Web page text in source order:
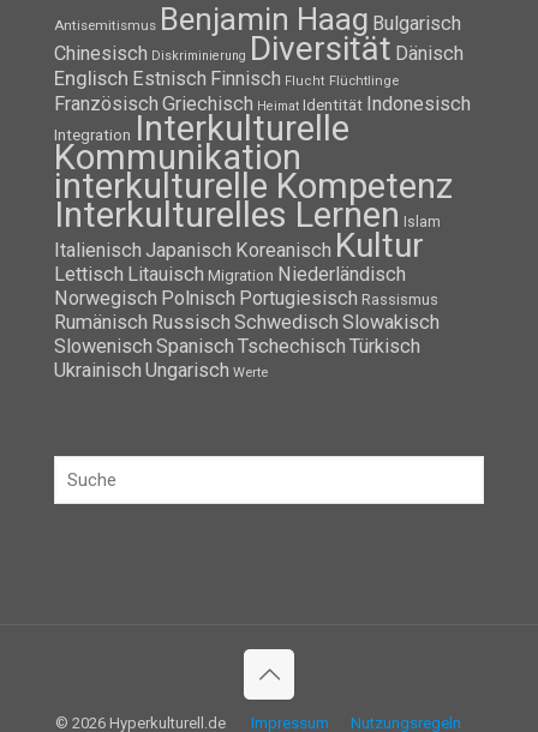
Antisemitismus Benjamin Haag Bulgarisch
Chinesisch Diskriminierung Diversität Dänisch
Englisch Estnisch Finnisch Flucht Flüchtlinge
Französisch Griechisch Heimat Identität Indonesisch
Integration Interkulturelle
Kommunikation
interkulturelle Kompetenz
Interkulturelles Lernen Islam
Italienisch Japanisch Koreanisch Kultur
Lettisch Litauisch Migration Niederländisch
Norwegisch Polnisch Portugiesisch Rassismus
Rumänisch Russisch Schwedisch Slowakisch
Slowenisch Spanisch Tschechisch Türkisch
Ukrainisch Ungarisch Werte
© 2026 Hyperkulturell.de Impressum Nutzungsregeln